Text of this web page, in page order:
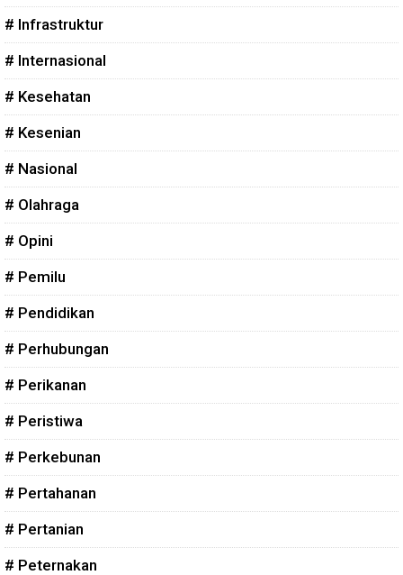
# Infrastruktur
# Internasional
# Kesehatan
# Kesenian
# Nasional
# Olahraga
# Opini
# Pemilu
# Pendidikan
# Perhubungan
# Perikanan
# Peristiwa
# Perkebunan
# Pertahanan
# Pertanian
# Peternakan